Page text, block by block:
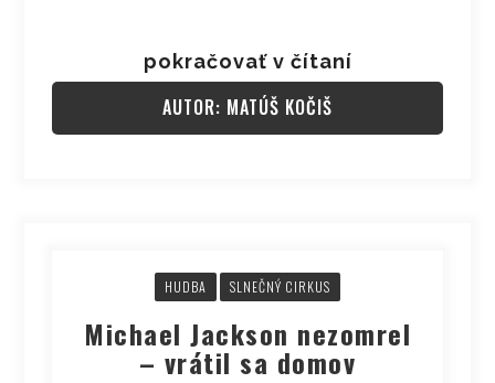
pokračovať v čítaní
AUTOR: MATÚŠ KOČIŠ
HUDBA SLNEČNÝ CIRKUS
Michael Jackson nezomrel
– vrátil sa domov